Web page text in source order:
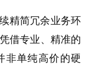
精简冗余业务环
借专业、精准的
非单纯高价的硬